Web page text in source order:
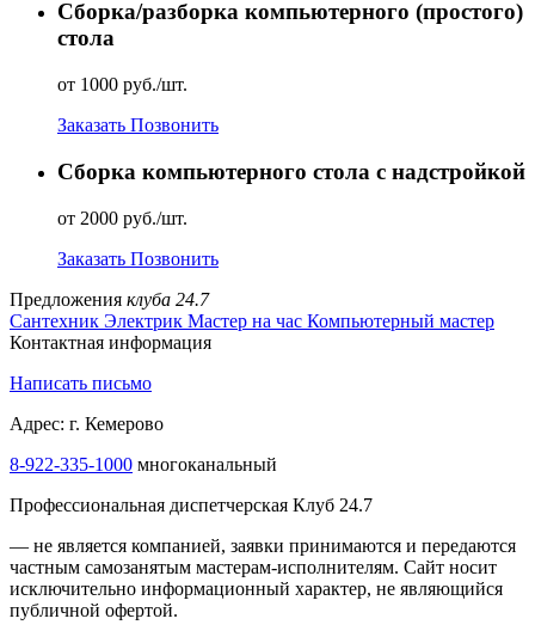
Сборка/разборка компьютерного (простого)
стола
от 1000 руб./шт.
Заказать Позвонить
Сборка компьютерного стола с надстройкой
от 2000 руб./шт.
Заказать Позвонить
Предложения клуба 24.7
Сантехник Электрик Мастер на час Компьютерный мастер
Контактная информация
Написать письмо
Адрес: г. Кемерово
8-922-335-1000 многоканальный
Профессиональная диспетчерская Клуб 24.7
— не является компанией, заявки принимаются и передаются
частным самозанятым мастерам‑исполнителям. Сайт носит
исключительно информационный характер, не являющийся
публичной офертой.